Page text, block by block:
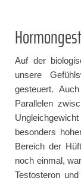
Auf der
unsere
gesteuert.
Parallelen
besonders
Bereich der
noch einmal,
Testosteron